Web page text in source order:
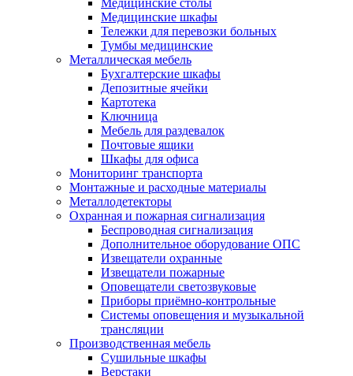
Медицинские столы
Медицинские шкафы
Тележки для перевозки больных
Тумбы медицинские
Металлическая мебель
Бухгалтерские шкафы
Депозитные ячейки
Картотека
Ключница
Мебель для раздевалок
Почтовые ящики
Шкафы для офиса
Мониторинг транспорта
Монтажные и расходные материалы
Металлодетекторы
Охранная и пожарная сигнализация
Беспроводная сигнализация
Дополнительное оборудование ОПС
Извещатели охранные
Извещатели пожарные
Оповещатели светозвуковые
Приборы приёмно-контрольные
Системы оповещения и музыкальной
трансляции
Производственная мебель
Cушильные шкафы
Верстаки